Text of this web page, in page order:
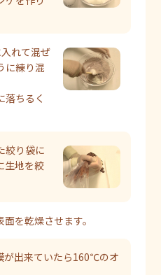
れて混ぜ
に練り混
落ちるく
り袋に
生地を絞
を乾燥させます。
出来ていたら160℃のオ